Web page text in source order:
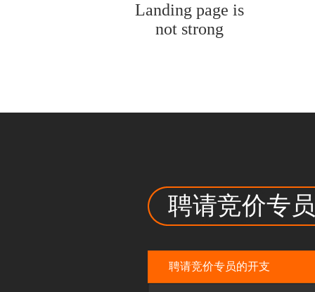
Landing page is
not strong
聘请竞价专
聘请竞价专员的开支